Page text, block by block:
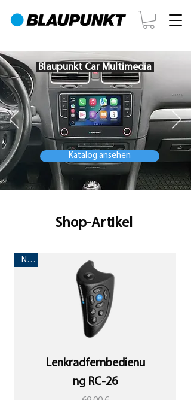
Blaupunkt Car Multimedia
Katalog ansehen
Shop-Artikel
Neu!
Lenkradfernbedienu
ng RC-26